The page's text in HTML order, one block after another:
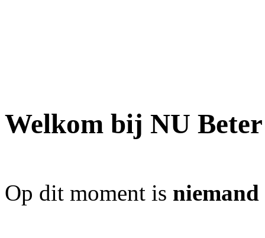
Welkom bij NU Beter
Op dit moment is niemand